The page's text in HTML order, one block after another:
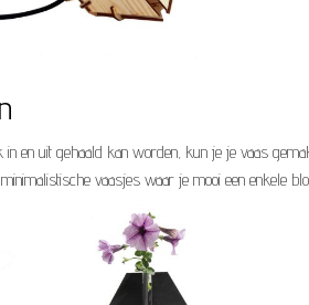
en uit gehaald kan worden, kun je je vaas
vaasjes waar je mooi een enkele